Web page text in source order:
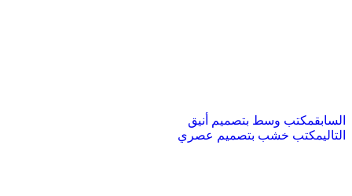
السابقمكتب وسط بتصميم أنيق
التاليمكتب خشب بتصميم عصري